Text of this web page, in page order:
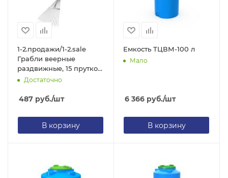
1-2.продажи/1-2.sale
Грабли веерные
раздвижные, 15 прутков,
с черенком 120 см,
Достаточно
487 руб./шт
В корзину
Емкость ТЦВМ-100 л
Мало
6 366 руб./шт
В корзину